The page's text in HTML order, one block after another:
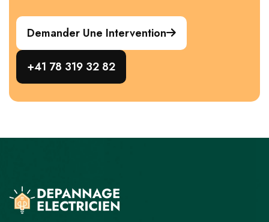
Demander Une Intervention
+41 78 319 32 82